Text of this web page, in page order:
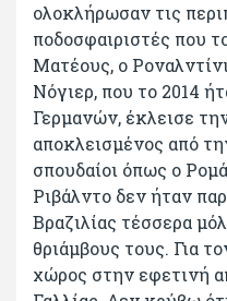
ολοκλήρωσαν τις
ποδοσφαιριστές που
Ματέους, ο
Νόγιερ, που το 2014
Γερμανών, έκλεισε
αποκλεισμένος από
σπουδαίοι όπως ο
Ριβάλντο δεν ήταν
Βραζιλίας τέσσερα
θριάμβους τους. Για
χώρος στην εφετινή